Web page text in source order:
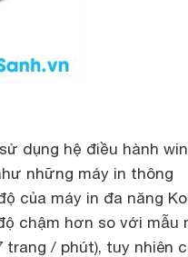
dụng hệ điều hành
những máy in thông
của máy in đa năng
chậm hơn so với mẫu
trang / phút), tuy nhiên